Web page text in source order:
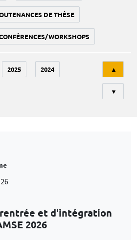
DE THÈSE
WORKSHOPS
2025 2024 ▲
▼
et d'intégration
2026